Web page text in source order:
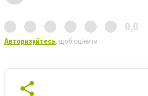
0,0
Авторизуйтесь, щоб оцінити